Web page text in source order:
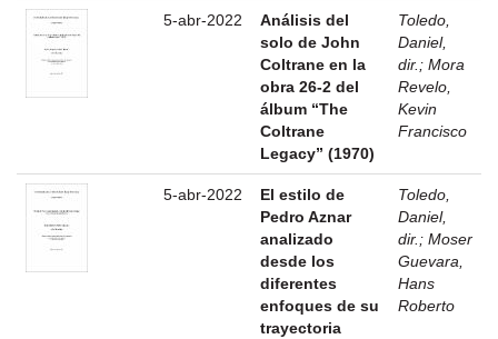
5-abr-2022
Análisis del
solo de John
Coltrane en la
obra 26-2 del
álbum “The
Coltrane
Legacy” (1970)
Toledo,
Daniel,
dir. ; Mora
Revelo,
Kevin
Francisco
5-abr-2022
El estilo de
Pedro Aznar
analizado
desde los
diferentes
enfoques de su
trayectoria
Toledo,
Daniel,
dir. ; Moser
Guevara,
Hans
Roberto